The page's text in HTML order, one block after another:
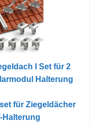
I Set für 2
Halterung
für Ziegeldächer
Halterung